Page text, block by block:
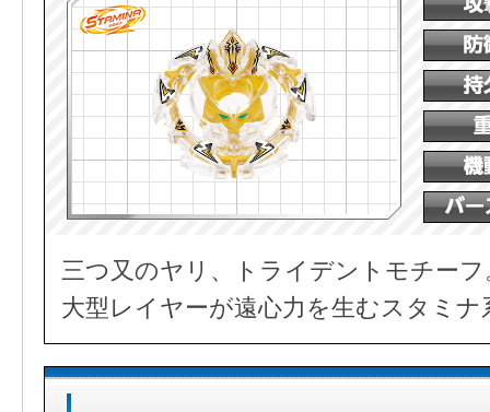
三つ又のヤリ、トライデントモチー
大型レイヤーが遠心力を生むスタミナ